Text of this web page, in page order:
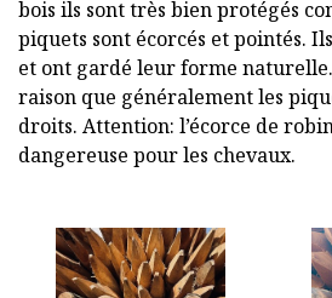
bois ils sont très bien protégés
piquets sont écorcés et pointés.
et ont gardé leur forme naturelle.
raison que généralement les
droits. Attention: l’écorce de
dangereuse pour les chevaux.